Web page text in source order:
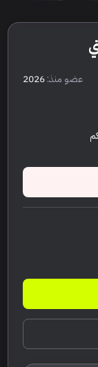
عضو منذ:2026